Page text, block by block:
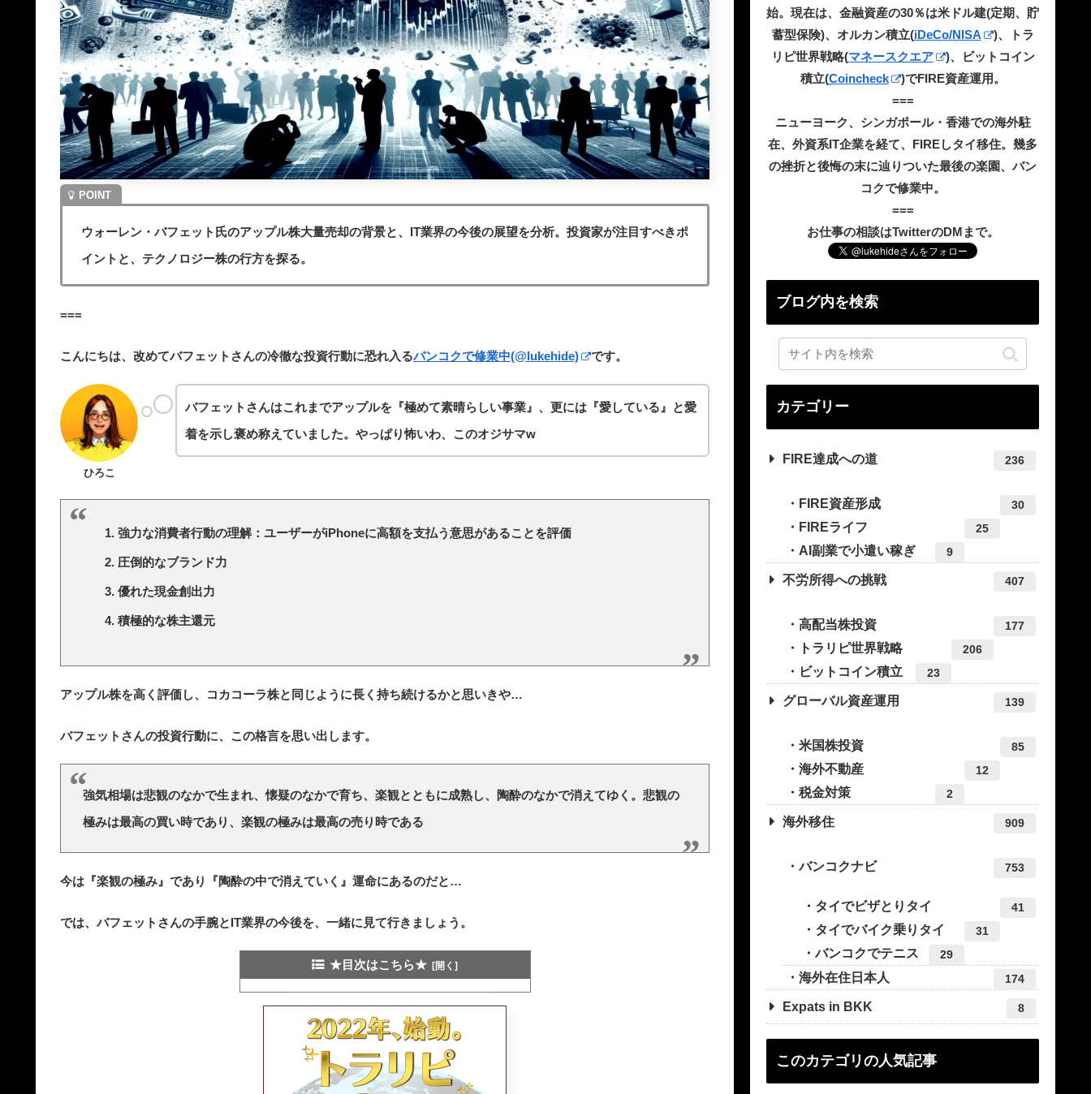
ウォーレン・バフェット氏のアップル株大量売却の背景と、IT業界の今後の展望を分析。投資家が注目すべきポ
イントと、テクノロジー株の行方を探る。
===
こんにちは、改めてバフェットさんの冷徹な投資行動に恐れ入るバンコクで修業中(@lukehide) です。
ひろこ
バフェットさんはこれまでアップルを『極めて素晴らしい事業』、更には『愛している』と愛
着を示し褒め称えていました。やっぱり怖いわ、このオジサマw
強力な消費者行動の理解：ユーザーがiPhoneに高額を支払う意思があることを評価
圧倒的なブランド力
優れた現金創出力
積極的な株主還元
アップル株を高く評価し、コカコーラ株と同じように長く持ち続けるかと思いきや…
バフェットさんの投資行動に、この格言を思い出します。
強気相場は悲観のなかで生まれ、懐疑のなかで育ち、楽観とともに成熟し、陶酔のなかで消えてゆく。悲観の
極みは最高の買い時であり、楽観の極みは最高の売り時である
今は『楽観の極み』であり『陶酔の中で消えていく』運命にあるのだと…
では、バフェットさんの手腕とIT業界の今後を、一緒に見て行きましょう。
★目次はこちら★
始。現在は、金融資産の30％は米ドル建(定期、貯
蓄型保険)、オルカン積立(iDeCo/NISA
)、トラ
リピ世界戦略(マネースクエア
)、ビットコイン
積立(Coincheck
)でFIRE資産運用。
===
ニューヨーク、シンガポール・香港での海外駐
在、外資系IT企業を経て、FIREしタイ移住。幾多
の挫折と後悔の末に辿りついた最後の楽園、バン
コクで修業中。
===
お仕事の相談はTwitterのDMまで。
ブログ内を検索
カテゴリー
FIRE達成への道 236
FIRE資産形成 30
FIREライフ 25
AI副業で小遣い稼ぎ 9
不労所得への挑戦 407
高配当株投資 177
トラリピ世界戦略 206
ビットコイン積立 23
グローバル資産運用 139
米国株投資 85
海外不動産 12
税金対策 2
海外移住 909
バンコクナビ 753
タイでビザとりタイ 41
タイでバイク乗りタイ 31
バンコクでテニス 29
海外在住日本人 174
Expats in BKK 8
このカテゴリの人気記事